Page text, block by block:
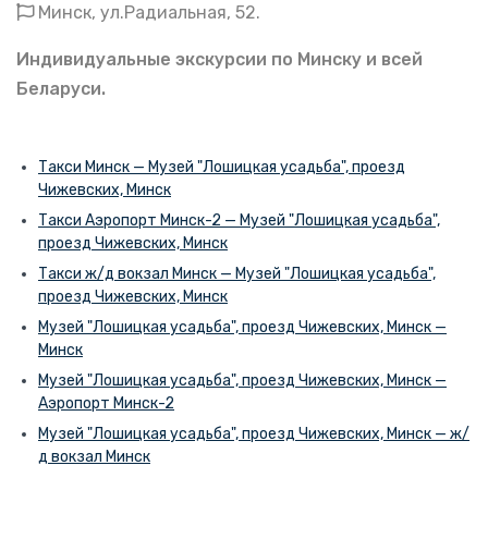
Минск, ул.Радиальная, 52.
Индивидуальные экскурсии по Минску и всей
Беларуси.
Такси Минск — Музей "Лошицкая усадьба", проезд
Чижевских, Минск
Такси Аэропорт Минск-2 — Музей "Лошицкая усадьба",
проезд Чижевских, Минск
Такси ж/д вокзал Минск — Музей "Лошицкая усадьба",
проезд Чижевских, Минск
Музей "Лошицкая усадьба", проезд Чижевских, Минск —
Минск
Музей "Лошицкая усадьба", проезд Чижевских, Минск —
Аэропорт Минск-2
Музей "Лошицкая усадьба", проезд Чижевских, Минск — ж/
д вокзал Минск